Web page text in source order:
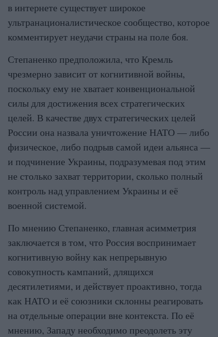
в интернете существует широкое
ультранационалистическое сообщество, которое
комментирует неудачи страны на поле боя.
Степаненко предположила, что Кремль
чрезмерно зависит от когнитивной войны,
поскольку ему не хватает конвенциональной
силы для достижения всех стратегических
целей. В качестве двух стратегических целей
России она назвала уничтожение НАТО — либо
физическое, либо подрыв самой идеи альянса —
и подчинение Украины, подразумевая под этим
не столько захват территории, сколько полный
контроль над управлением Украины и её
военной системой.
По мнению Степаненко, главная асимметрия
заключается в том, что Россия воспринимает
когнитивную войну как непрерывную
совокупность кампаний, длящихся
десятилетиями, и действует проактивно, тогда
как НАТО и её союзники склонны реагировать
на отдельные операции вне контекста. По её
мнению, Западу необходимо преодолеть эту